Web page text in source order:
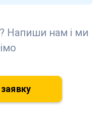
Напиши нам і ми